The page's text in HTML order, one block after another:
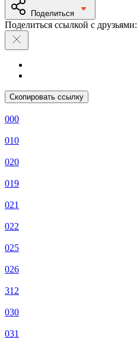
Поделиться
Поделиться ссылкой с друзьями:
Скопировать ссылку
000
010
020
019
021
022
025
026
312
030
031